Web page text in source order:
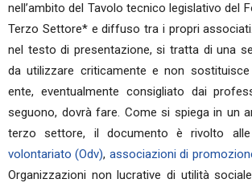
nell’ambito del Tavolo tecnico legislativo del
Terzo Settore* e diffuso tra i propri
nel testo di presentazione, si tratta di una
da utilizzare criticamente e non
ente, eventualmente consigliato dai
seguono, dovrà fare. Come si spiega in un
terzo settore, il documento è rivolto alle
volontariato (Odv), associazioni di
Organizzazioni non lucrative di utilità